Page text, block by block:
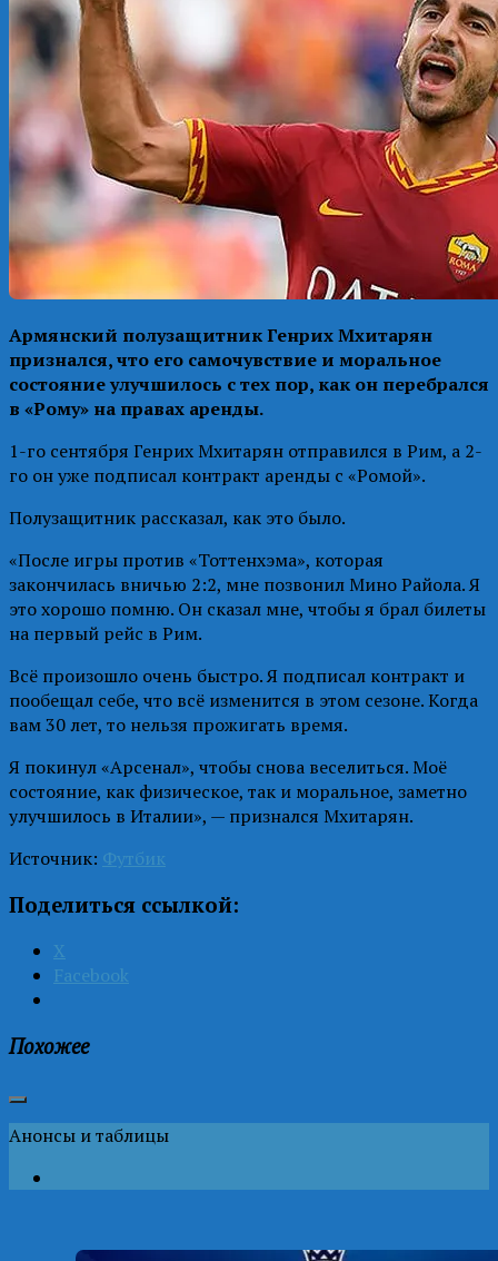
Армянский полузащитник Генрих Мхитарян
признался, что его самочувствие и моральное
состояние улучшилось с тех пор, как он перебрался
в «Рому» на правах аренды.
1-го сентября Генрих Мхитарян отправился в Рим, а 2-
го он уже подписал контракт аренды с «Ромой».
Полузащитник рассказал, как это было.
«После игры против «Тоттенхэма», которая
закончилась вничью 2:2, мне позвонил Мино Райола. Я
это хорошо помню. Он сказал мне, чтобы я брал билеты
на первый рейс в Рим.
Всё произошло очень быстро. Я подписал контракт и
пообещал себе, что всё изменится в этом сезоне. Когда
вам 30 лет, то нельзя прожигать время.
Я покинул «Арсенал», чтобы снова веселиться. Моё
состояние, как физическое, так и моральное, заметно
улучшилось в Италии», — признался Мхитарян.
Источник: Футбик
Поделиться ссылкой:
X
Facebook
Похожее
Анонсы и таблицы